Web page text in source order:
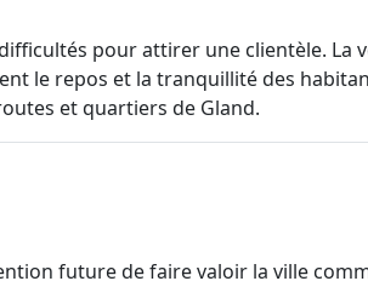
pour attirer une clientèle.
le repos et la tranquillité des
et quartiers de Gland.
future de faire valoir la ville